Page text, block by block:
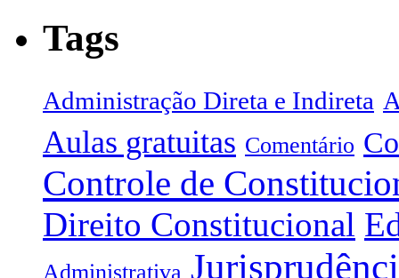
Tags
Administração Direta e Indireta
Aulas gratuitas Comentário
Controle de
Direito Constitucional
Administrativa